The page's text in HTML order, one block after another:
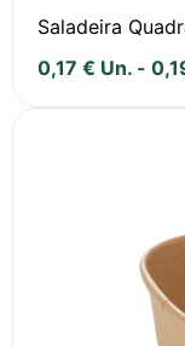
Saladeira
0,17 € Un. -